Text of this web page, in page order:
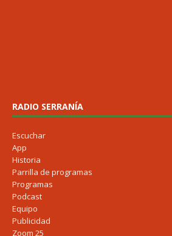
RADIO SERRANÍA
Escuchar
App
Historia
Parrilla de programas
Programas
Podcast
Equipo
Publicidad
Zoom 25